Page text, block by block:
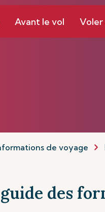
Avant le vol Voler
de voyage
des